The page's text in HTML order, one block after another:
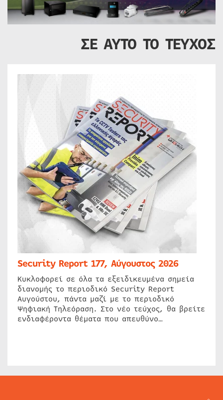
ΣΕ ΑΥΤΟ ΤΟ ΤΕΥΧΟΣ
Security Report 177, Αύγουστος 2026
Κυκλοφορεί σε όλα τα εξειδικευμένα σημεία
διανομής το περιοδικό Security Report
Αυγούστου, πάντα μαζί με το περιοδικό
Ψηφιακή Τηλεόραση. Στο νέο τεύχος, θα βρείτε
ενδιαφέροντα θέματα που απευθύνο…